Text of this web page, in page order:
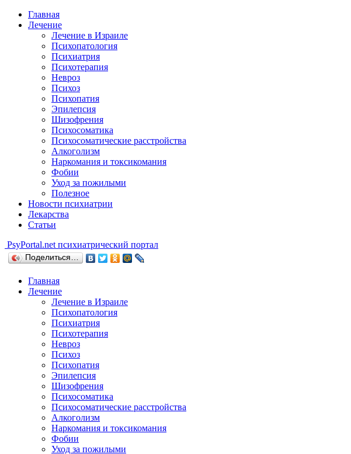
Главная
Лечение
Лечение в Израиле
Психопатология
Психиатрия
Психотерапия
Невроз
Психоз
Психопатия
Эпилепсия
Шизофрения
Психосоматика
Психосоматические расстройства
Алкоголизм
Наркомания и токсикомания
Фобии
Уход за пожилыми
Полезное
Новости психиатрии
Лекарства
Статьи
PsyPortal.net психиатрический портал
Поделиться…
Главная
Лечение
Лечение в Израиле
Психопатология
Психиатрия
Психотерапия
Невроз
Психоз
Психопатия
Эпилепсия
Шизофрения
Психосоматика
Психосоматические расстройства
Алкоголизм
Наркомания и токсикомания
Фобии
Уход за пожилыми